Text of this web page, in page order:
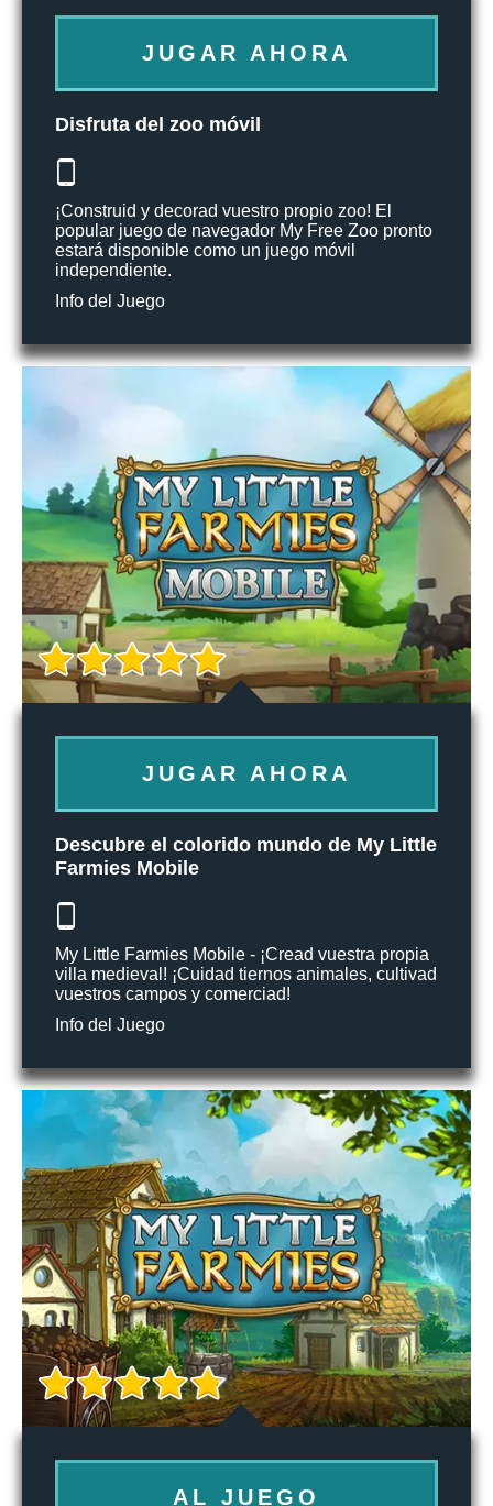
JUGAR AHORA
Disfruta del zoo móvil
¡Construid y decorad vuestro propio zoo! El
popular juego de navegador My Free Zoo pronto
estará disponible como un juego móvil
independiente.
Info del Juego
JUGAR AHORA
Descubre el colorido mundo de My Little
Farmies Mobile
My Little Farmies Mobile - ¡Cread vuestra propia
villa medieval! ¡Cuidad tiernos animales, cultivad
vuestros campos y comerciad!
Info del Juego
AL JUEGO